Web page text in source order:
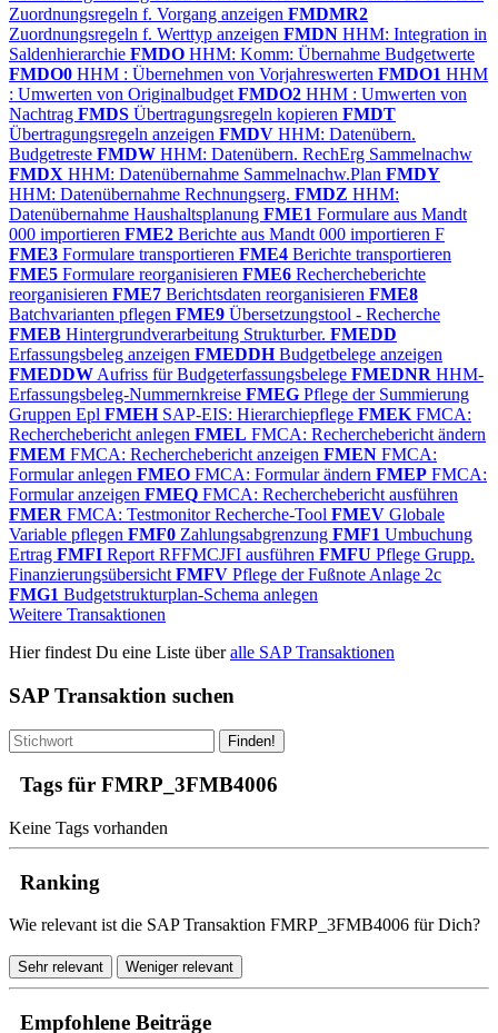
Zuordnungsregeln f. Vorgang anzeigen FMDMR2
Zuordnungsregeln f. Werttyp anzeigen FMDN HHM: Integration in
Saldenhierarchie FMDO HHM: Komm: Übernahme Budgetwerte
FMDO0 HHM : Übernehmen von Vorjahreswerten FMDO1 HHM
: Umwerten von Originalbudget FMDO2 HHM : Umwerten von
Nachtrag FMDS Übertragungsregeln kopieren FMDT
Übertragungsregeln anzeigen FMDV HHM: Datenübern.
Budgetreste FMDW HHM: Datenübern. RechErg Sammelnachw
FMDX HHM: Datenübernahme Sammelnachw.Plan FMDY
HHM: Datenübernahme Rechnungserg. FMDZ HHM:
Datenübernahme Haushaltsplanung FME1 Formulare aus Mandt
000 importieren FME2 Berichte aus Mandt 000 importieren F
FME3 Formulare transportieren FME4 Berichte transportieren
FME5 Formulare reorganisieren FME6 Rechercheberichte
reorganisieren FME7 Berichtsdaten reorganisieren FME8
Batchvarianten pflegen FME9 Übersetzungstool - Recherche
FMEB Hintergrundverarbeitung Strukturber. FMEDD
Erfassungsbeleg anzeigen FMEDDHBudgetbelege anzeigen
FMEDDW Aufriss für Budgeterfassungsbelege FMEDNR HHM-
Erfassungsbeleg-Nummernkreise FMEG Pflege der Summierung
Gruppen Epl FMEHSAP-EIS: Hierarchiepflege FMEK FMCA:
Recherchebericht anlegen FMEL FMCA: Recherchebericht ändern
FMEM FMCA: Recherchebericht anzeigen FMEN FMCA:
Formular anlegen FMEO FMCA: Formular ändern FMEP FMCA:
Formular anzeigen FMEQ FMCA: Recherchebericht ausführen
FMER FMCA: Testmonitor Recherche-Tool FMEV Globale
Variable pflegen FMF0 Zahlungsabgrenzung FMF1 Umbuchung
Ertrag FMFI Report RFFMCJFI ausführen FMFU Pflege Grupp.
Finanzierungsübersicht FMFV Pflege der Fußnote Anlage 2c
FMG1 Budgetstrukturplan-Schema anlegen
Weitere Transaktionen
Hier findest Du eine Liste überalle SAP Transaktionen
SAP Transaktion suchen
Finden!
Tags für FMRP_3FMB4006
Keine Tags vorhanden
Ranking
Wie relevant ist die SAP Transaktion FMRP_3FMB4006 für Dich?
Sehr relevant Weniger relevant
Empfohlene Beiträge